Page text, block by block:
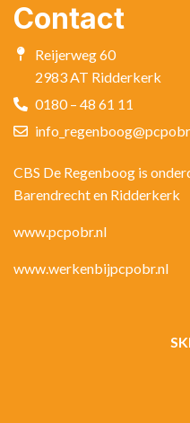
Contact
Reijerweg 60
2983 AT Ridderkerk
0180 – 48 61 11
CBS De Regenboog is
Barendrecht en Ridderkerk
www.pcpobr.nl
www.werkenbijpcpobr.nl